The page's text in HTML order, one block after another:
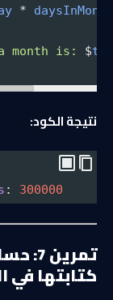
*
daysInMonth
month is: $
نتيجة الكود:
: 300000
كتابتها في